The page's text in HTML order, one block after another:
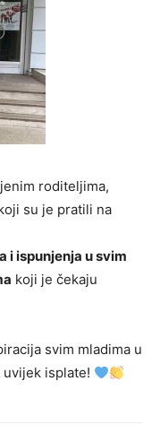
roditeljima,
su je pratili na
i ispunjenja u svim
koji je čekaju
svim mladima u
uvijek isplate!